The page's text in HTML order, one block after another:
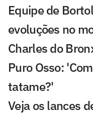
Equipe de
evoluções no
Charles do
Puro Osso:
tatame?'
Veja os lances